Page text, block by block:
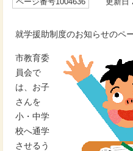
就学援助制度のお知らせのペ
市教育委
員会で
は、お子
さんを
小・中学
校へ通学
させるう